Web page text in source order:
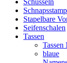
Schüsseln
Stapelbare
Seifenschalen
Tassen
Tassen
blaue